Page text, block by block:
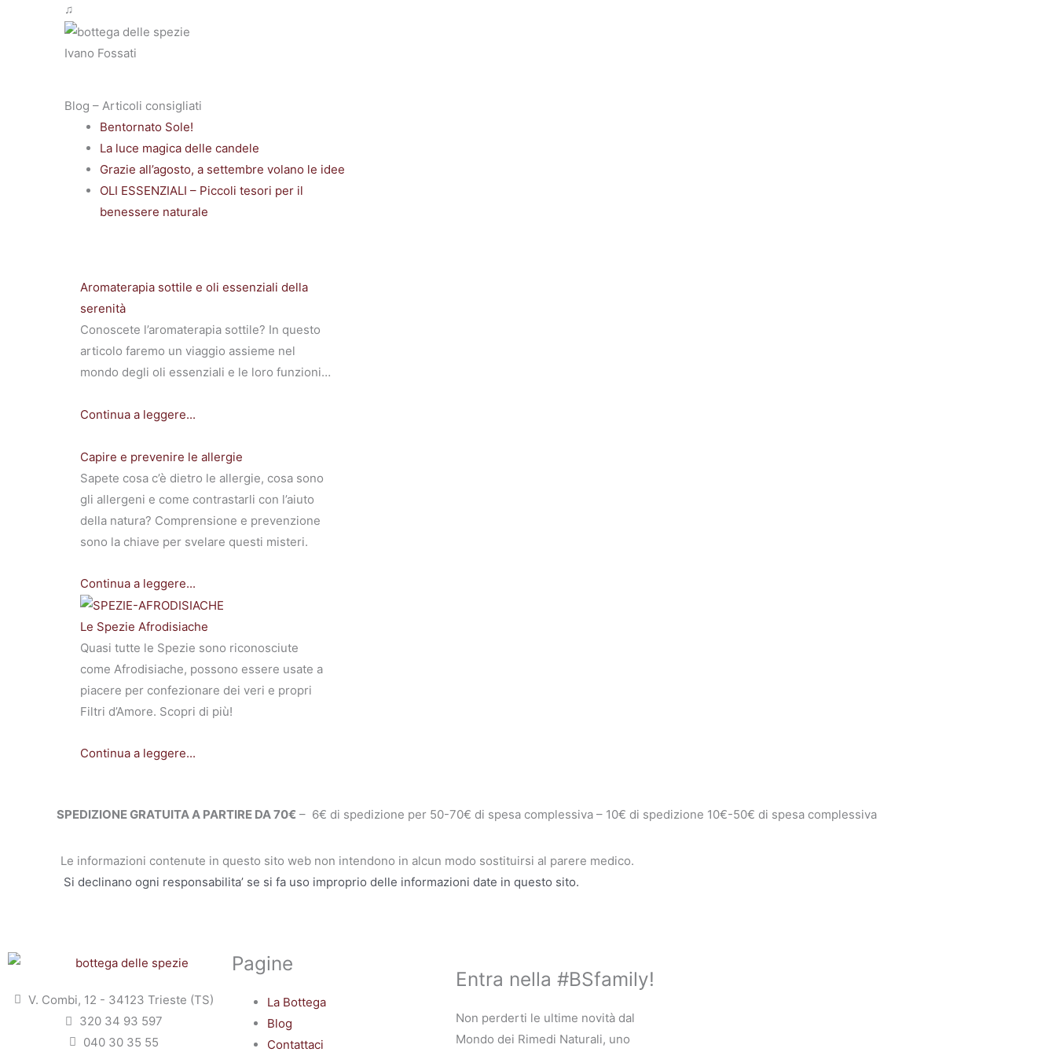
♫
Ivano Fossati
Blog – Articoli consigliati
Bentornato Sole!
La luce magica delle candele
Grazie all’agosto, a settembre volano le idee
OLI ESSENZIALI – Piccoli tesori per il
benessere naturale
Aromaterapia sottile e oli essenziali della
serenità
Conoscete l’aromaterapia sottile? In questo
articolo faremo un viaggio assieme nel
mondo degli oli essenziali e le loro funzioni…
Continua a leggere...
Capire e prevenire le allergie
Sapete cosa c’è dietro le allergie, cosa sono
gli allergeni e come contrastarli con l’aiuto
della natura? Comprensione e prevenzione
sono la chiave per svelare questi misteri.
Continua a leggere...
Le Spezie Afrodisiache
Quasi tutte le Spezie sono riconosciute
come Afrodisiache, possono essere usate a
piacere per confezionare dei veri e propri
Filtri d’Amore. Scopri di più!
Continua a leggere...
SPEDIZIONE GRATUITA A PARTIRE DA 70€ – 6€ di spedizione per 50-70€ di spesa complessiva – 10€ di spedizione 10€-50€ di spesa complessiva
Le informazioni contenute in questo sito web non intendono in alcun modo sostituirsi al parere medico.
Si declinano ogni responsabilita’ se si fa uso improprio delle informazioni date in questo sito.
V. Combi, 12 - 34123 Trieste (TS)
320 34 93 597
040 30 35 55
Pagine
La Bottega
Blog
Contattaci
Entra nella #BSfamily!
Non perderti le ultime novità dal
Mondo dei Rimedi Naturali, uno